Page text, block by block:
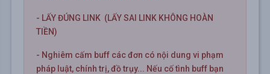
- LẤY ĐÚNG LINK (LẤY SAI LINK KHÔNG HOÀN
TIỀN)
- Nghiêm cấm buff các đơn có nội dung vi phạm
pháp luật, chính trị, đồ trụy... Nếu cố tình buff bạn